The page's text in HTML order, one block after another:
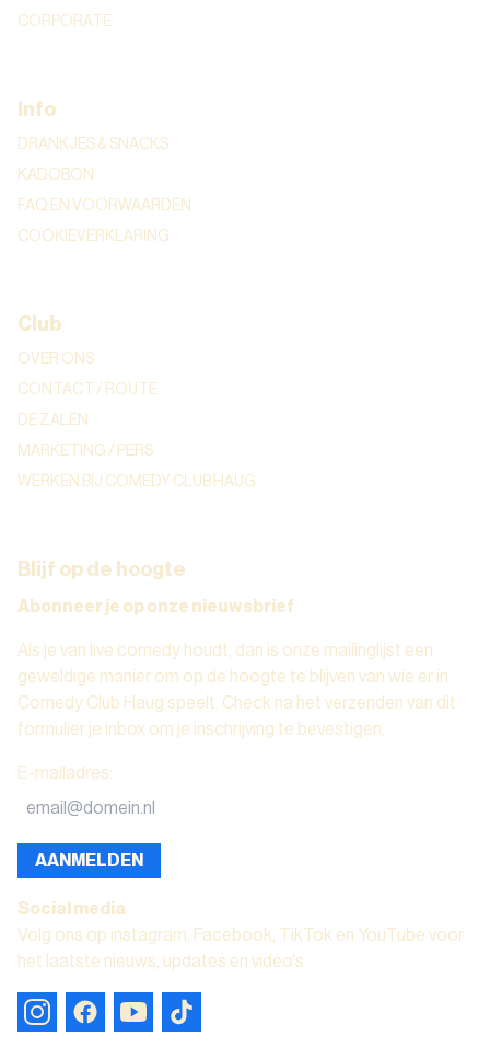
CORPORATE
Info
DRANKJES & SNACKS
KADOBON
FAQ EN VOORWAARDEN
COOKIEVERKLARING
Club
OVER ONS
CONTACT / ROUTE
DE ZALEN
MARKETING / PERS
WERKEN BIJ COMEDY CLUB HAUG
Blijf op de hoogte
Abonneer je op onze nieuwsbrief
Als je van live comedy houdt, dan is onze mailinglijst een
geweldige manier om op de hoogte te blijven van wie er in
Comedy Club Haug speelt. Check na het verzenden van dit
formulier je inbox om je inschrijving te bevestigen.
E-mailadres:
AANMELDEN
Social media
Volg ons op instagram, Facebook, TikTok en YouTube voor
het laatste nieuws, updates en video's.